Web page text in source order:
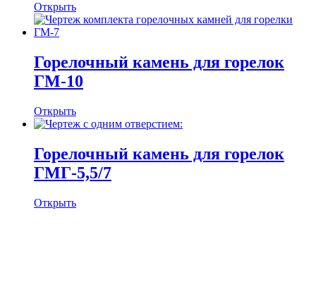
Открыть
Горелочный камень для горелок
ГМ-10
Открыть
Горелочный камень для горелок
ГМГ-5,5/7
Открыть